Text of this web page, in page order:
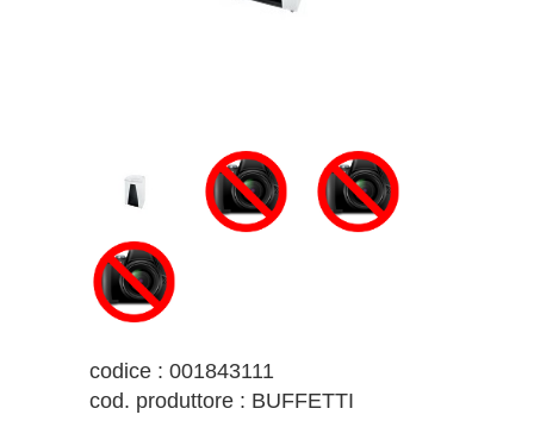
codice : 001843111
cod. produttore : BUFFETTI